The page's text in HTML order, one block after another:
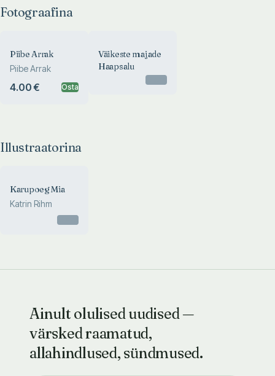
Fotograafina
Piibe Arrak
Piibe Arrak
4.00 € Osta
Väikeste majade
Haapsalu
Illustraatorina
Karupoeg Mia
Katrin Rihm
Ainult olulised uudised —
värsked raamatud,
allahindlused, sündmused.